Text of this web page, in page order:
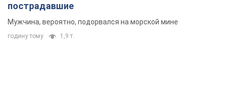
пострадавшие
Мужчина, вероятно, подорвался на морской мине
годину тому 1,9 т.